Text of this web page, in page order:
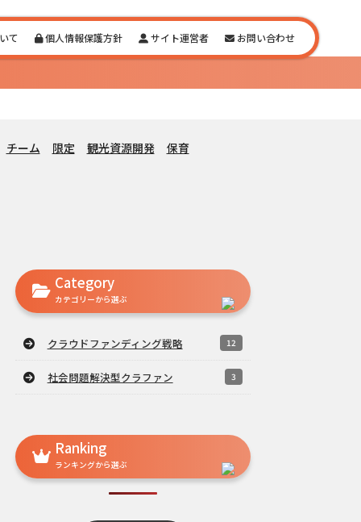
て 個人情報保護方針 サイト運営者 お問い合わせ
チーム 限定 観光資源開発 保育
Category
カテゴリーから選ぶ
クラウドファンディング戦略 12
社会問題解決型クラファン 3
Ranking
ランキングから選ぶ